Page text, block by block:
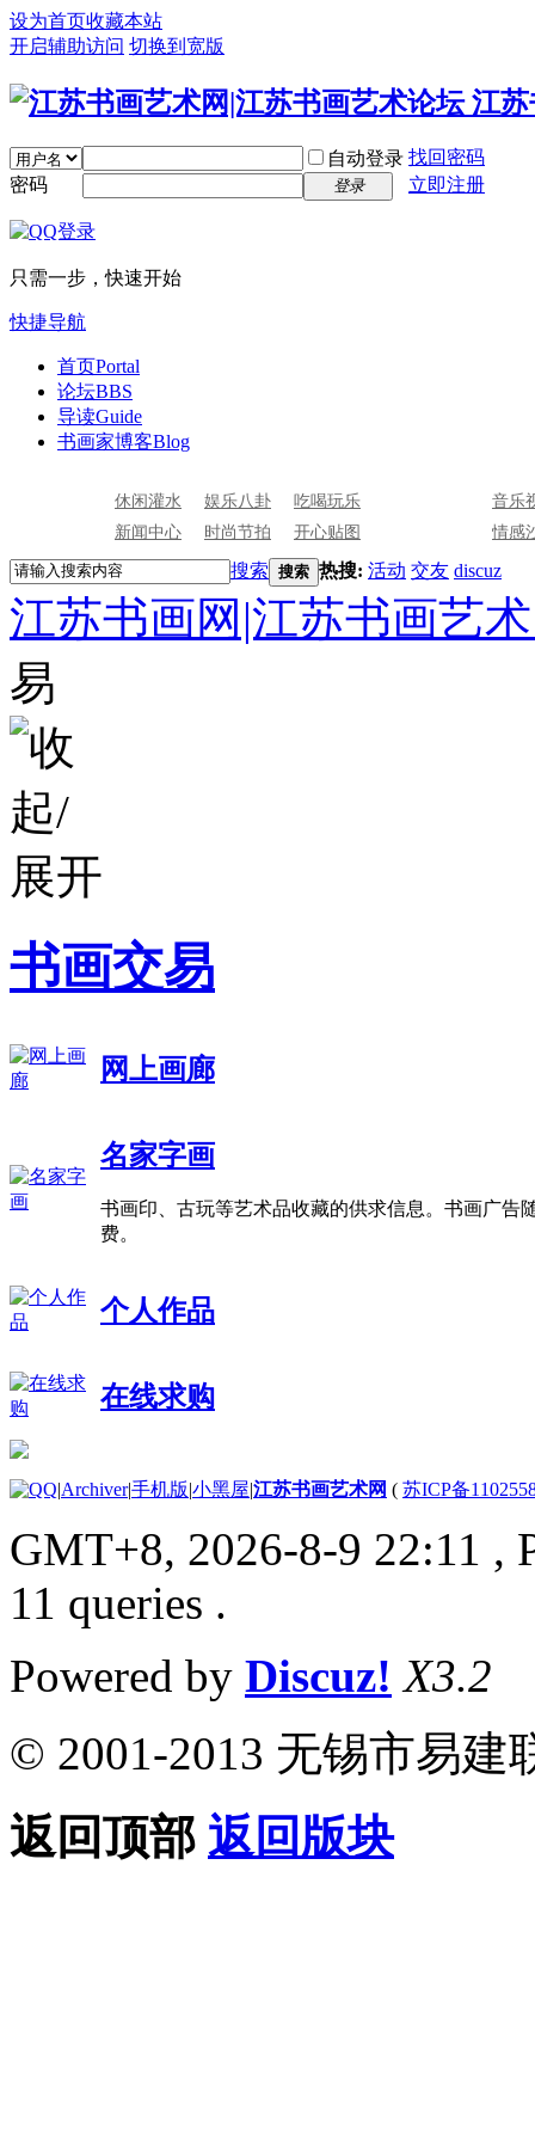
设为首页收藏本站
开启辅助访问 切换到宽版
自动登录 找回密码
密码
登录 立即注册
只需一步，快速开始
快捷导航
首页Portal
论坛BBS
导读Guide
书画家博客Blog
休闲灌水 娱乐八卦
吃喝玩乐
新闻中心
时尚节拍 开心贴图
音乐
情感
搜索 搜索 热搜: 活动 交友 discuz
江苏书画网|江苏书画艺
易
书画交易
网上画廊
名家字画
书画印、古玩等艺术品收藏的供求信息。书画广告
费。
个人作品
在线求购
|Archiver|手机版|小黑屋|江苏书画艺术网 ( 苏ICP备
GMT+8, 2026-8-9 22:11 ,
11 queries .
Powered by Discuz! X3.2
© 2001-2013 无锡市易建
返回顶部 返回版块